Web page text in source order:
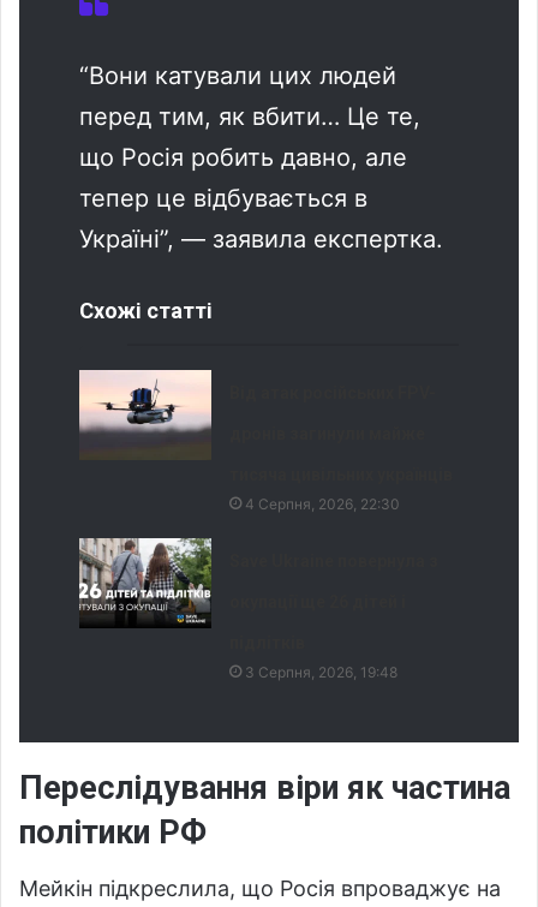
“Вони катували цих людей
перед тим, як вбити… Це те,
що Росія робить давно, але
тепер це відбувається в
Україні”, — заявила експертка.
Схожі статті
4 Серпня, 2026, 22:30
3 Серпня, 2026, 19:48
Переслідування віри як частина
політики РФ
Мейкін підкреслила, що Росія впроваджує на